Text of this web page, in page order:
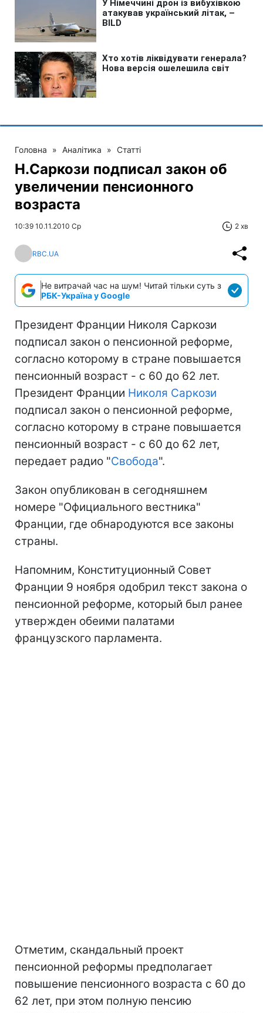
Головна » Аналітика » Статті
Н.Саркози подписал закон об
увеличении пенсионного
возраста
10:39 10.11.2010 Ср 2 хв
RBC.UA
Не витрачай час на шум! Читай тільки суть з
РБК-Україна у Google
Президент Франции Николя Саркози
подписал закон о пенсионной реформе,
согласно которому в стране повышается
пенсионный возраст - с 60 до 62 лет.
Президент Франции Николя Саркози
подписал закон о пенсионной реформе,
согласно которому в стране повышается
пенсионный возраст - с 60 до 62 лет,
передает радио "Свобода".
Закон опубликован в сегодняшнем
номере "Официального вестника"
Франции, где обнародуются все законы
страны.
Напомним, Конституционный Совет
Франции 9 ноября одобрил текст закона о
пенсионной реформе, который был ранее
утвержден обеими палатами
французского парламента.
Отметим, скандальный проект
пенсионной реформы предполагает
повышение пенсионного возраста с 60 до
62 лет, при этом полную пенсию